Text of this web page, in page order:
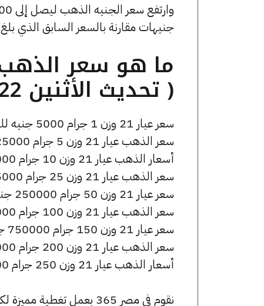
جنيهات مقارنة بالسعر السابق الذي بلغ 40120 جنيهًا للبيع و39960 جنيهًا للشراء.
( تحديث الأثنين 22 سبتمبر الساعة 12:35 مساءً )
سعر عيار 21 وزن 1 جرام 5000 جنيه للشراء، وللبيع 5025 جنيه.
سعر الذهب عيار 21 وزن 5 جرام 25000 جنيه للشراء، وللبيع 25125 جنيه.
أسعار الذهب عيار 21 وزن 10 جرام 50000 جنيه للشراء، وللبيع 50250 جنيه.
سعر الذهب عيار 21 وزن 25 جرام 125000 جنيه للشراء، وللبيع 125625 جنيه.
سعر عيار 21 وزن 50 جرام 250000 جنيه للشراء، وللبيع 251250 جنيه.
سعر الذهب عيار 21 وزن 100 جرام 500000 جنيه للشراء، وللبيع 502500 جنيه.
سعر عيار 21 وزن 150 جرام 750000 جنيه للشراء، وللبيع 753750 جنيه.
سعر الذهب عيار 21 وزن 200 جرام 1000000 جنيه للشراء، وللبيع 1005000 جنيه.
أسعار الذهب عيار 21 وزن 250 جرام 1250000 جنيه للشراء، وللبيع 1256250 جنيه.
نقوم في مصر 365 بعمل تغطية مميزة لكافة أسعار الذهب في مصر، يمكنك الاطلاع على صفحة